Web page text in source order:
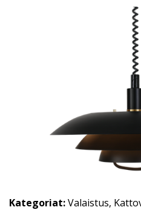
Kategoriat:Valaistus,